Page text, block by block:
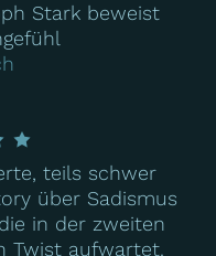
Stark beweist
teils schwer
über Sadismus
in der zweiten
Twist aufwartet.